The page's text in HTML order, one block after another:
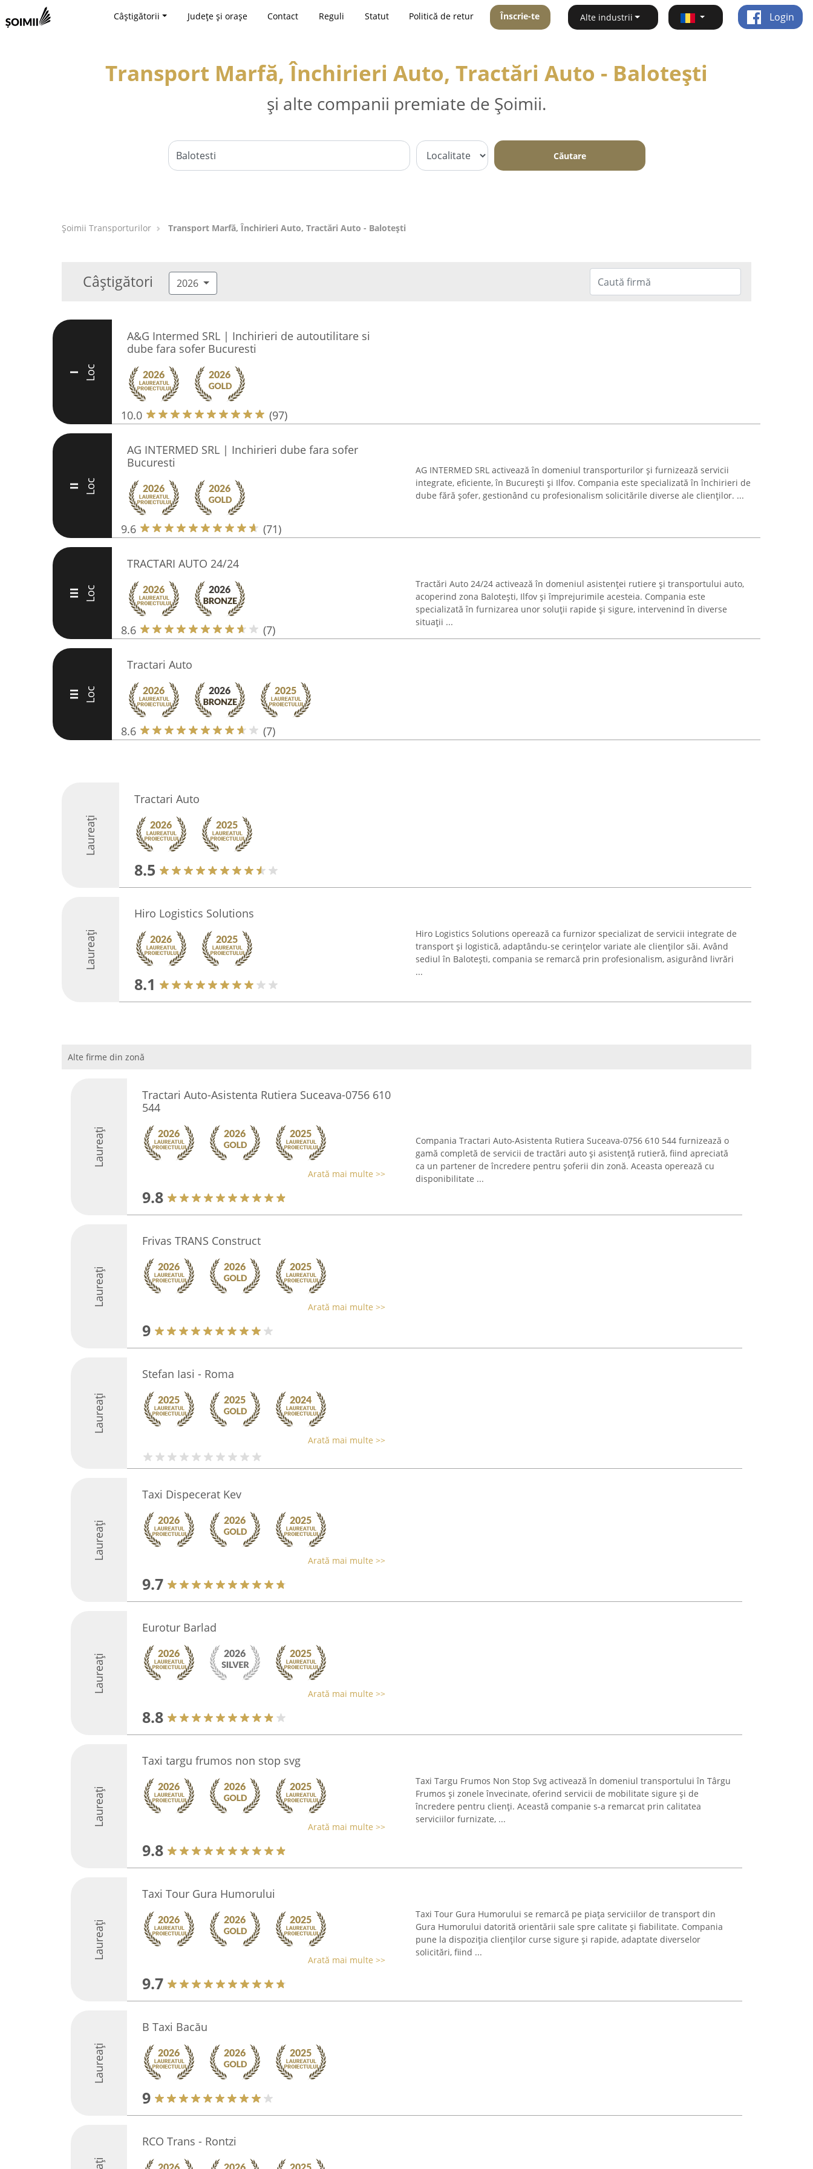
Câștigătorii Județe și orașe Contact Reguli Statut Politică de retur Înscrie-te Alte industrii Login
Transport Marfă, Închirieri Auto, Tractări Auto - Baloteşti
și alte companii premiate de Șoimii.
Căutare
Șoimii Transporturilor Transport Marfă, Închirieri Auto, Tractări Auto - Baloteşti
Câștigători 2026
I Loc
A&G Intermed SRL | Inchirieri de autoutilitare si
dube fara sofer Bucuresti
10.0 (97)
II Loc
AG INTERMED SRL | Inchirieri dube fara sofer
Bucuresti
9.6 (71)
AG INTERMED SRL activează în domeniul transporturilor și furnizează servicii
integrate, eficiente, în București și Ilfov. Compania este specializată în închirieri de
dube fără șofer, gestionând cu profesionalism solicitările diverse ale clienților. ...
III Loc
TRACTARI AUTO 24/24
8.6 (7)
Tractări Auto 24/24 activează în domeniul asistenței rutiere și transportului auto,
acoperind zona Balotești, Ilfov și împrejurimile acesteia. Compania este
specializată în furnizarea unor soluții rapide și sigure, intervenind în diverse
situații ...
III Loc
Tractari Auto
8.6 (7)
Laureați
Tractari Auto
8.5
Laureați
Hiro Logistics Solutions
8.1
Hiro Logistics Solutions operează ca furnizor specializat de servicii integrate de
transport și logistică, adaptându-se cerințelor variate ale clienților săi. Având
sediul în Balotești, compania se remarcă prin profesionalism, asigurând livrări
...
Alte firme din zonă
Laureați
Tractari Auto-Asistenta Rutiera Suceava-0756 610
544
Arată mai multe >>
9.8
Compania Tractari Auto-Asistenta Rutiera Suceava-0756 610 544 furnizează o
gamă completă de servicii de tractări auto și asistență rutieră, fiind apreciată
ca un partener de încredere pentru șoferii din zonă. Aceasta operează cu
disponibilitate ...
Laureați
Frivas TRANS Construct
Arată mai multe >>
9
Laureați
Stefan Iasi - Roma
Arată mai multe >>
Laureați
Taxi Dispecerat Kev
Arată mai multe >>
9.7
Laureați
Eurotur Barlad
Arată mai multe >>
8.8
Laureați
Taxi targu frumos non stop svg
Arată mai multe >>
9.8
Taxi Targu Frumos Non Stop Svg activează în domeniul transportului în Târgu
Frumos și zonele învecinate, oferind servicii de mobilitate sigure și de
încredere pentru clienți. Această companie s-a remarcat prin calitatea
serviciilor furnizate, ...
Laureați
Taxi Tour Gura Humorului
Arată mai multe >>
9.7
Taxi Tour Gura Humorului se remarcă pe piața serviciilor de transport din
Gura Humorului datorită orientării sale spre calitate și fiabilitate. Compania
pune la dispoziția clienților curse sigure și rapide, adaptate diverselor
solicitări, fiind ...
Laureați
B Taxi Bacău
9
RCO Trans - Rontzi